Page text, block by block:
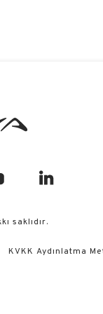
saklıdır.
KVKK Aydınlatma